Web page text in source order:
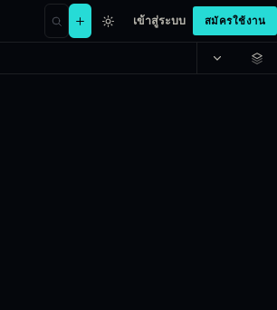
เข้าสู่ระบบ สมัครใช้งาน